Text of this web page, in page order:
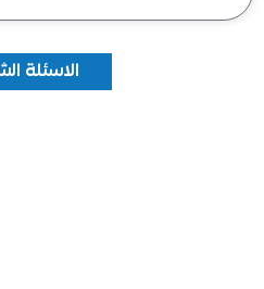
الاسئلة الشائعة